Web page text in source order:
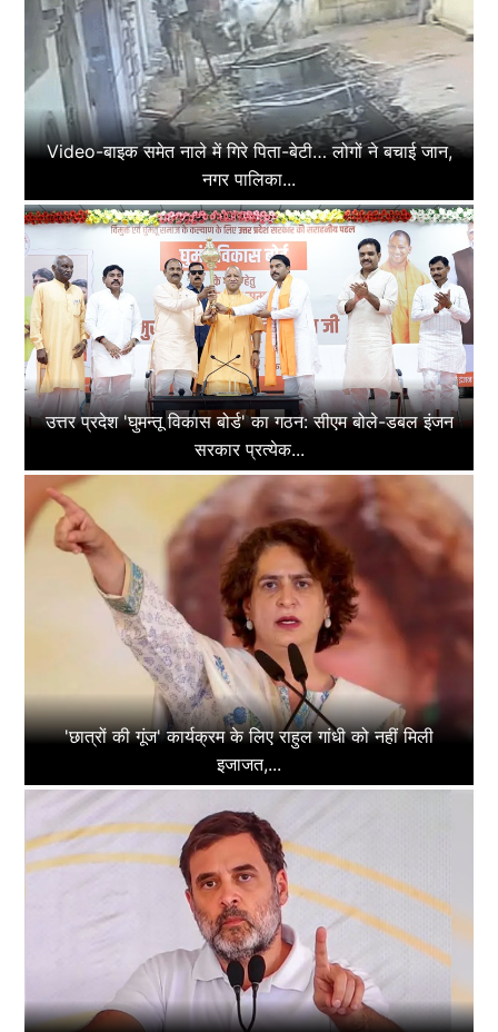
Video-बाइक समेत नाले में गिरे पिता-बेटी… लोगों ने बचाई जान,
नगर पालिका...
उत्तर प्रदेश 'घुमन्तू विकास बोर्ड' का गठन: सीएम बोले-डबल इंजन
सरकार प्रत्येक...
'छात्रों की गूंज' कार्यक्रम के लिए राहुल गांधी को नहीं मिली
इजाजत,...